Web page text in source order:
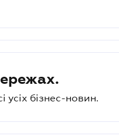
усіх бізнес-новин.